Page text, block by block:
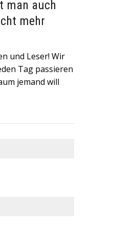
man auch
mehr
und Leser! Wir
Tag passieren
jemand will